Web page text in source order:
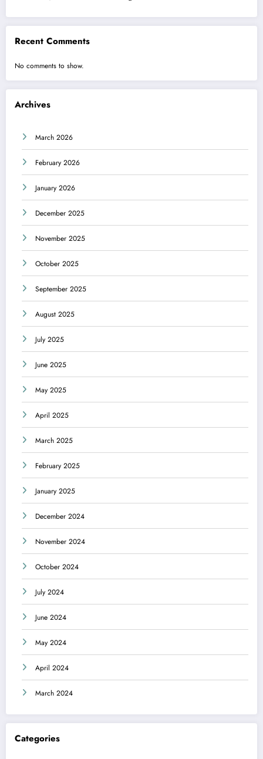
Recent Comments
No comments to show.
Archives
March 2026
February 2026
January 2026
December 2025
November 2025
October 2025
September 2025
August 2025
July 2025
June 2025
May 2025
April 2025
March 2025
February 2025
January 2025
December 2024
November 2024
October 2024
July 2024
June 2024
May 2024
April 2024
March 2024
Categories